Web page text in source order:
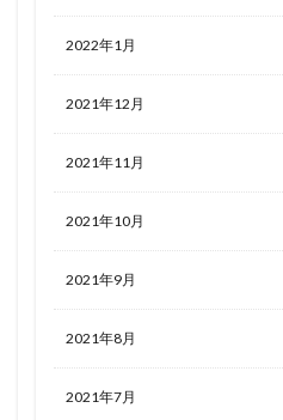
2022年1月
2021年12月
2021年11月
2021年10月
2021年9月
2021年8月
2021年7月